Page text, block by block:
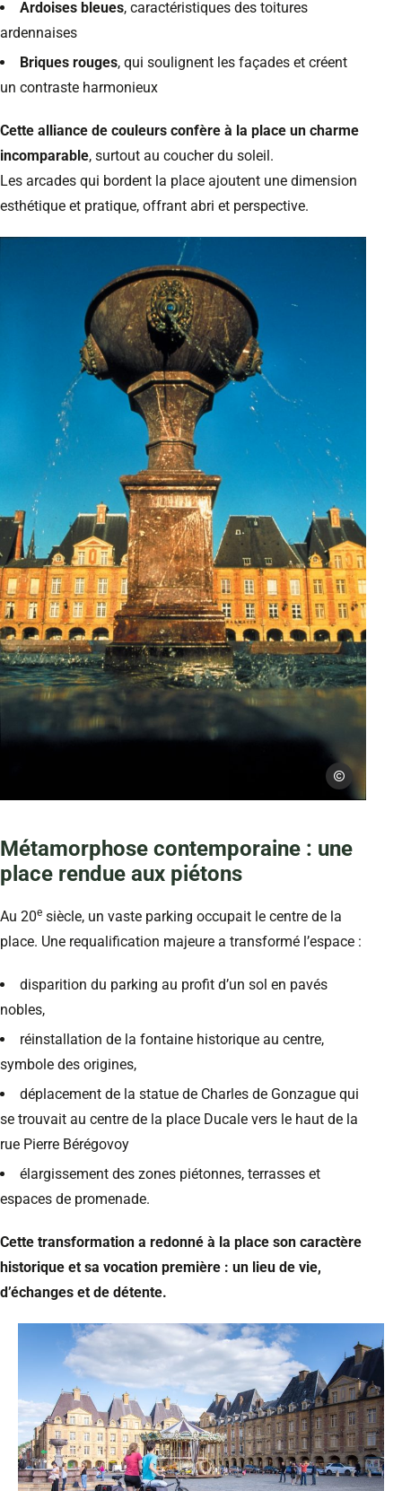
Ardoises bleues, caractéristiques des toitures
ardennaises
Briques rouges, qui soulignent les façades et créent
un contraste harmonieux
Cette alliance de couleurs confère à la place un charme
incomparable, surtout au coucher du soleil.
Les arcades qui bordent la place ajoutent une dimension
esthétique et pratique, offrant abri et perspective.
Vue sur la fontaine de la place ducale à Charleville-Mézières dans les
C. Goupi
Métamorphose contemporaine : une
place rendue aux piétons
Au 20e siècle, un vaste parking occupait le centre de la
place. Une requalification majeure a transformé l’espace :
disparition du parking au profit d’un sol en pavés
nobles,
réinstallation de la fontaine historique au centre,
symbole des origines,
déplacement de la statue de Charles de Gonzague qui
se trouvait au centre de la place Ducale vers le haut de la
rue Pierre Bérégovoy
élargissement des zones piétonnes, terrasses et
espaces de promenade.
Cette transformation a redonné à la place son caractère
historique et sa vocation première : un lieu de vie,
d’échanges et de détente.